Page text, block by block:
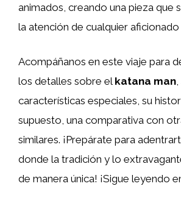
animados, creando una pieza que
la atención de cualquier
Acompáñanos en este viaje para
los detalles sobre el katana man
características especiales, su
supuesto, una comparativa con
similares. ¡Prepárate para
donde la tradición y lo
de manera única! ¡Sigue leyendo